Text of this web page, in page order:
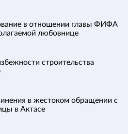
в отношении главы ФИФА
любовнице
строительства
в жестоком обращении с
в Актасе